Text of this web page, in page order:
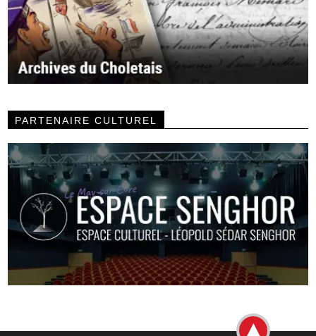
PARTENAIRE CULTUREL